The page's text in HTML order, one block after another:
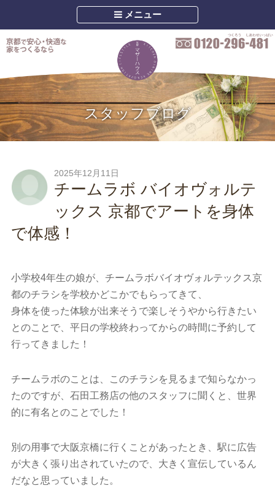
メニュー
スタッフブログ
2025年12月11日
チームラボ バイオヴォルテ
ックス 京都でアートを身体
で体感！
小学校4年生の娘が、チームラボバイオヴォルテックス京
都のチラシを学校かどこかでもらってきて、
身体を使った体験が出来そうで楽しそうやから行きたい
とのことで、平日の学校終わってからの時間に予約して
行ってきました！
チームラボのことは、このチラシを見るまで知らなかっ
たのですが、石田工務店の他のスタッフに聞くと、世界
的に有名とのことでした！
別の用事で大阪京橋に行くことがあったとき、駅に広告
が大きく張り出されていたので、大きく宣伝しているん
だなと思っていました。